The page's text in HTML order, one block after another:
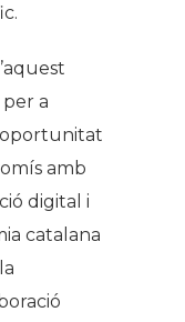
a
amb
digital i
catalana